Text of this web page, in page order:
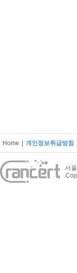
Home 개인정보취급방침
서